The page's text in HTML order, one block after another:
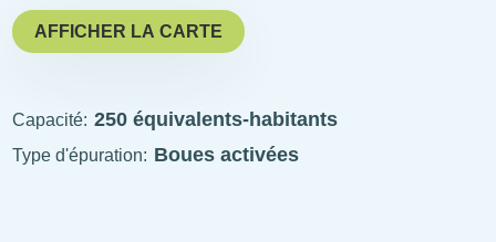
AFFICHER LA CARTE
visitable
Capacité 250 équivalents-habitants
Type d'épuration Boues activées